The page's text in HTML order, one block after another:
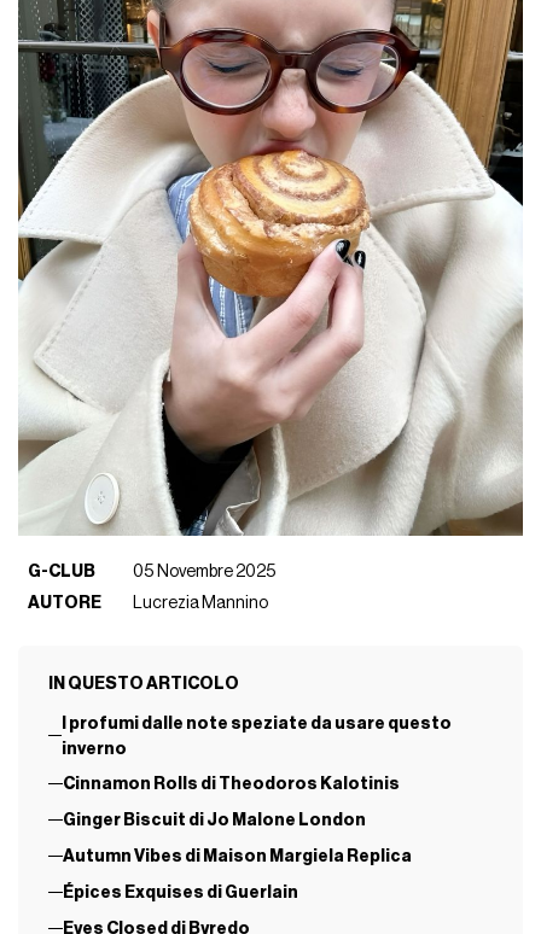
G-CLUB
05 Novembre 2025
AUTORE
Lucrezia Mannino
IN QUESTO ARTICOLO
I profumi dalle note speziate da usare questo
inverno
Cinnamon Rolls di Theodoros Kalotinis
Ginger Biscuit di Jo Malone London
Autumn Vibes di Maison Margiela Replica
Épices Exquises di Guerlain
Eyes Closed di Byredo